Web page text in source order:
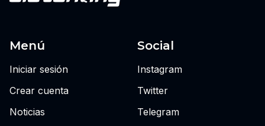
Menú
Iniciar sesión
Crear cuenta
Noticias
Social
Instagram
Twitter
Telegram